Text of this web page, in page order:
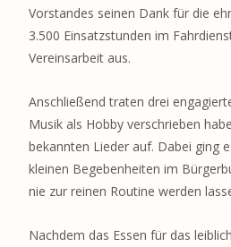
Vorstandes seinen Dank für die
3.500 Einsatzstunden im
Vereinsarbeit aus.
Anschließend traten drei
Musik als Hobby verschrieben
bekannten Lieder auf. Dabei ging
kleinen Begebenheiten im
nie zur reinen Routine werden
Nachdem das Essen für das